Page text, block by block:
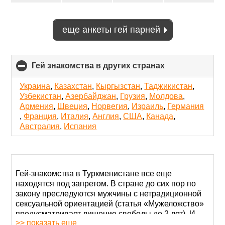
еще анкеты гей парней
Гей знакомства в других странах
to
collapse
contents
Украина, Казахстан, Кыргызстан,Таджикистан,
Узбекистан,Азербайджан, Грузия, Молдова,
Армения, Швеция, Норвегия, Израиль, Германия
, Франция, Италия,Англия,США, Канада,
Австралия, Испания
Гей-знакомства в Туркменистане все еще
находятся под запретом. В стране до сих пор по
закону преследуются мужчины с нетрадиционной
сексуальной ориентацией (статья «Мужеложство»
предусматривает лишение свободы до 2 лет). И
>> показать еще